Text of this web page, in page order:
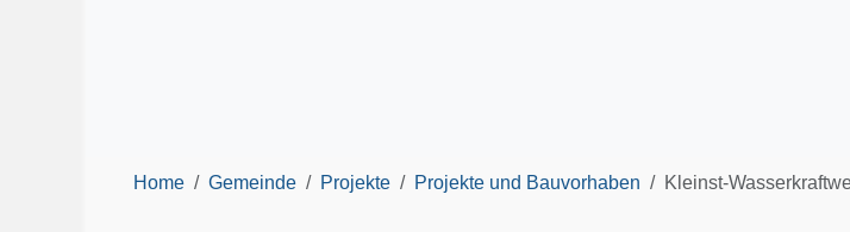
Home Gemeinde Projekte Projekte und Bauvorhaben Kleinst-